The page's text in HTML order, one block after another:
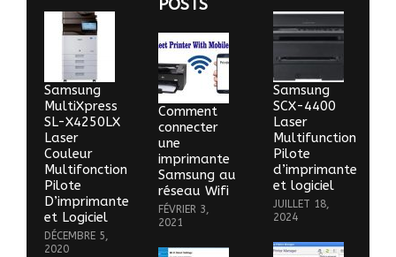
Samsung
MultiXpress
SL-X4250LX
Laser
Couleur
Multifonction
Pilote
D’imprimante
et Logiciel
DÉCEMBRE 5,
2020
POSTS
Comment
connecter
une
imprimante
Samsung au
réseau Wifi
FÉVRIER 3,
2021
Samsung
SCX-4400
Laser
Multifunction
Pilote
d’imprimante
et logiciel
JUILLET 18,
2024